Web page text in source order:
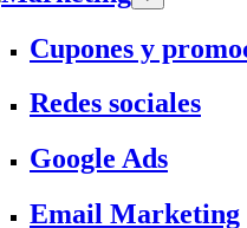
Cupones y
Redes sociales
Google Ads
Email Marketing